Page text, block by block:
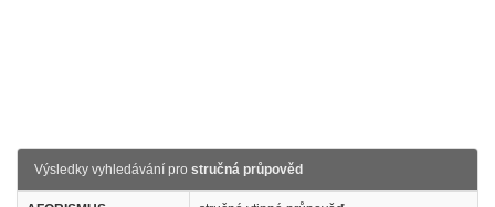
Výsledky vyhledávání pro stručná průpověd